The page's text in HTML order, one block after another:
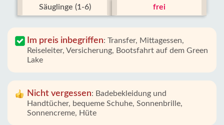
Säuglinge (1-6) frei
Im preis inbegriffen: Transfer, Mittagessen,
Reiseleiter, Versicherung, Bootsfahrt auf dem Green
Lake
Nicht vergessen: Badebekleidung und
Handtücher, bequeme Schuhe, Sonnenbrille,
Sonnencreme, Hüte